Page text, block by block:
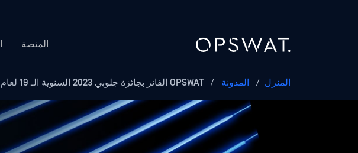
المنصة
المنزل / المدونة / OPSWAT الفائز بجائزة جلوبي 2023 السنوية الـ 19 لعام 2023...